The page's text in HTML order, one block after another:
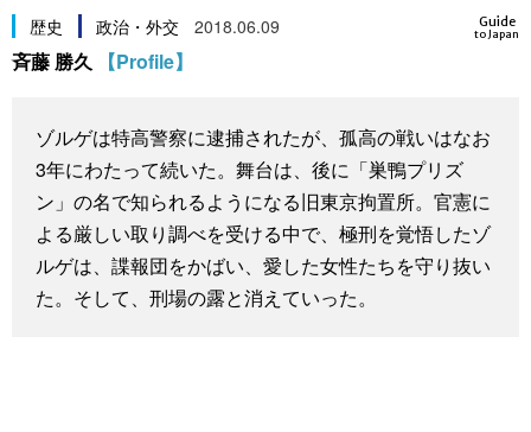
科学・技術
スポーツ・東京2020
Books
Topics
Images
Guide
to Japan
歴史 政治・外交 2018.06.09
斉藤 勝久 【Profile】
ゾルゲは特高警察に逮捕されたが、孤高の戦いはなお
3年にわたって続いた。舞台は、後に「巣鴨プリズ
ン」の名で知られるようになる旧東京拘置所。官憲に
よる厳しい取り調べを受ける中で、極刑を覚悟したゾ
ルゲは、諜報団をかばい、愛した女性たちを守り抜い
た。そして、刑場の露と消えていった。